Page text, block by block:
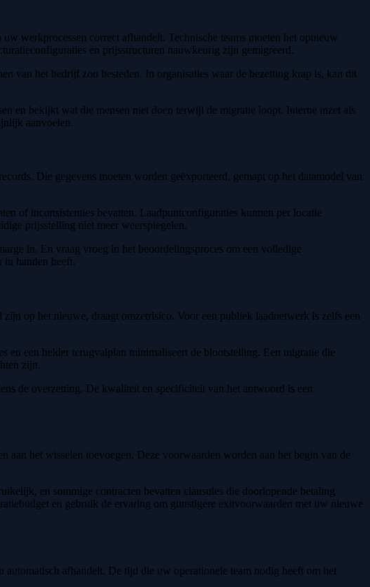
werkprocessen correct afhandelt. Technische teams moeten het opnieuw
en prijsstructuren nauwkeurig zijn gemigreerd.
van het bedrijf zou besteden. In organisaties waar de bezetting krap is, kan dit
en bekijkt wat die mensen niet doen terwijl de migratie loopt. Interne inzet als
aanvoelen.
Die gegevens moeten worden geëxporteerd, gemapt op het datamodel van
of inconsistenties bevatten. Laadpuntconfiguraties kunnen per locatie
prijsstelling niet meer weerspiegelen.
in. En vraag vroeg in het beoordelingsproces om een volledige
handen heeft.
op het nieuwe, draagt omzetrisico. Voor een publiek laadnetwerk is zelfs een
en een helder terugvalplan minimaliseert de blootstelling. Een migratie die
zijn.
de overzetting. De kwaliteit en specificiteit van het antwoord is een
het wisselen toevoegen. Deze voorwaarden worden aan het begin van de
en sommige contracten bevatten clausules die doorlopende betaling
en gebruik de ervaring om gunstigere exitvoorwaarden met uw nieuwe
afhandelt. De tijd die uw operationele team nodig heeft om het